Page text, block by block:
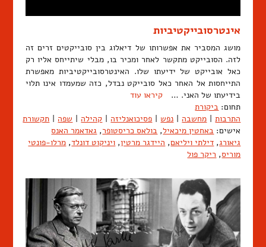
אינטרסובייקטיביות
מושג המסביר את אפשרותו של דיאלוג בין סובייקטים זרים זה
לזה. הסובייקט מתקשר לאחר ומכיר בו, מבלי שיתייחס אליו רק
כאל אובייקט של ידיעתו שלו. האינטרסובייקטיביות מאפשרת
התייחסות אל האחר כאל סובייקט נבדל, כזה שמעמדו אינו תלוי
בידיעתו של האני. … קיראו עוד
תחום: ביקורת
התרבות | מחשבה | נפש | פסיכואנליזה | קהילה | שפה | תקשורת
אישים: באחטין מיכאיל, בולאס כריסטופר, גאדאמר האנס
גיאורג, דילתי ויליאם, היידגר מרטין, ויניקוט דונלד, מרלו-פונטי
מוריס, ריקר פול